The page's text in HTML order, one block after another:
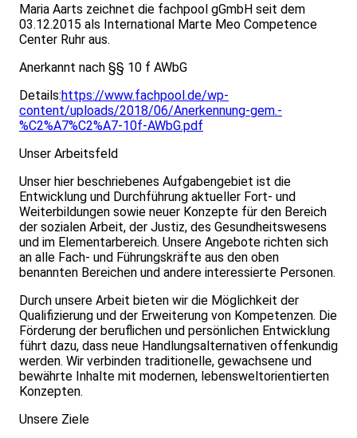
Maria Aarts zeichnet die fachpool gGmbH seit dem
03.12.2015 als International Marte Meo Competence
Center Ruhr aus.
Anerkannt nach §§ 10 f AWbG
Details:https://www.fachpool.de/wp-
content/uploads/2018/06/Anerkennung-gem.-
%C2%A7%C2%A7-10f-AWbG.pdf
Unser Arbeitsfeld
Unser hier beschriebenes Aufgabengebiet ist die
Entwicklung und Durchführung aktueller Fort- und
Weiterbildungen sowie neuer Konzepte für den Bereich
der sozialen Arbeit, der Justiz, des Gesundheitswesens
und im Elementarbereich. Unsere Angebote richten sich
an alle Fach- und Führungskräfte aus den oben
benannten Bereichen und andere interessierte Personen.
Durch unsere Arbeit bieten wir die Möglichkeit der
Qualifizierung und der Erweiterung von Kompetenzen. Die
Förderung der beruflichen und persönlichen Entwicklung
führt dazu, dass neue Handlungsalternativen offenkundig
werden. Wir verbinden traditionelle, gewachsene und
bewährte Inhalte mit modernen, lebensweltorientierten
Konzepten.
Unsere Ziele